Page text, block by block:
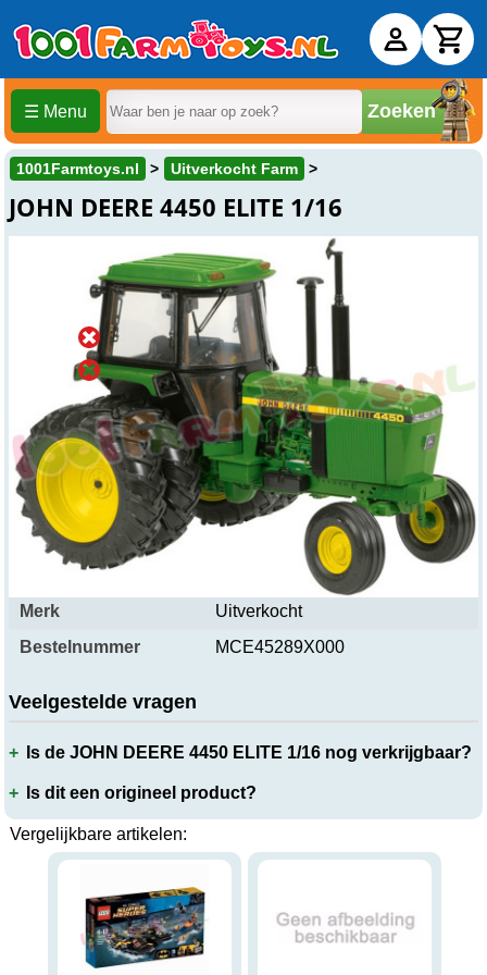
☰ Menu Zoeken
1001Farmtoys.nl Uitverkocht Farm
JOHN DEERE 4450 ELITE 1/16
Uitverkocht
Uitverkocht
Uitverkocht
Over dit product
Productspecificaties
Merk
Uitverkocht
Bestelnummer
MCE45289X000
Veelgestelde vragen
Is de JOHN DEERE 4450 ELITE 1/16 nog verkrijgbaar?
Is dit een origineel product?
Vergelijkbare artikelen: